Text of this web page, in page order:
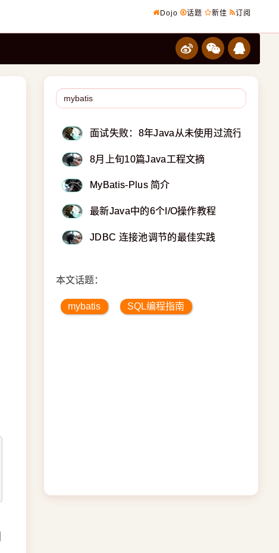
Dojo 话题 新佳 订阅
面试失败：8年Java从未使用过流行框架
8月上旬10篇Java工程文摘
MyBatis-Plus 简介
最新Java中的6个I/O操作教程
JDBC 连接池调节的最佳实践
本文话题：
mybatis SQL编程指南